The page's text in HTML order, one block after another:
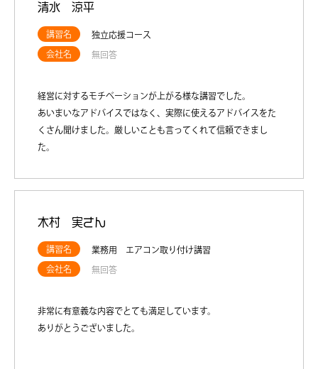
清水 涼平
講習名 独立応援コース
会社名 無回答
経営に対するモチベーションが上がる様な講習でした。
あいまいなアドバイスではなく、実際に使えるアドバイスをた
くさん聞けました。厳しいことも言ってくれて信頼できまし
た。
木村 実さん
講習名 業務用 エアコン取り付け講習
会社名 無回答
非常に有意義な内容でとても満足しています。
ありがとうございました。